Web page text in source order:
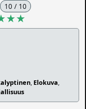
10 / 10
, Elokuva,